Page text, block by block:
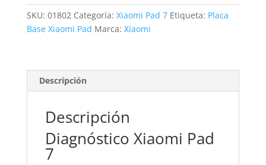
SKU: 01802 Categoría: Xiaomi Pad 7 Etiqueta: Placa
Base Xiaomi Pad Marca: Xiaomi
Descripción
Descripción
Diagnóstico Xiaomi Pad
7